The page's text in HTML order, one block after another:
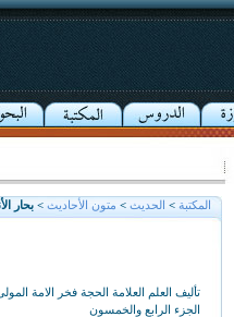
المكتبة > الحديث > متون الأحاديث > بحار
تأليف العلم العلامة الحجة فخر الامة
الجزء الرابع والخمسون